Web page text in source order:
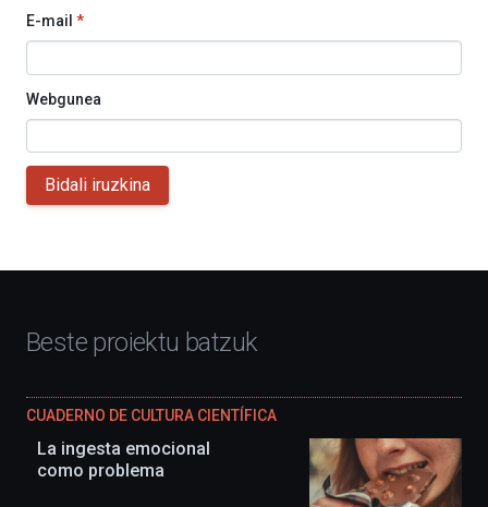
E-mail *
Webgunea
Bidali iruzkina
Beste proiektu batzuk
CUADERNO DE CULTURA CIENTÍFICA
La ingesta emocional
como problema